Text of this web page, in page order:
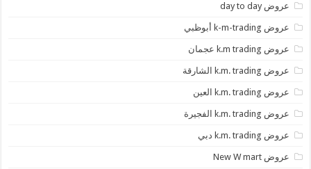
عروض day to day
عروض k-m-trading أبوظبي
عروض k.m trading عجمان
عروض k.m. trading الشارقة
عروض k.m. trading العين
عروض k.m. trading الفجيرة
عروض k.m. trading دبي
عروض New W mart